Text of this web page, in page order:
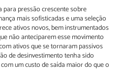
pressão crescente sobre
mais sofisticadas e uma seleção
ativos novos, bem instrumentados
não anteciparem esse movimento
ativos que se tornaram passivos
de desinvestimento tenha sido
um custo de saída maior do que o